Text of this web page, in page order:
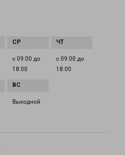
с 09:00 до
18:00
с 09:00 до
18:00
Выходной